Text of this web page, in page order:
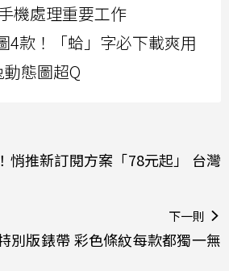
機處理重要工作
4款！「蛤」字必下載爽用
態圖超Q
悄推新訂閱方案「78元起」 台灣
下一則
別版錶帶 彩色條紋每款都獨一無